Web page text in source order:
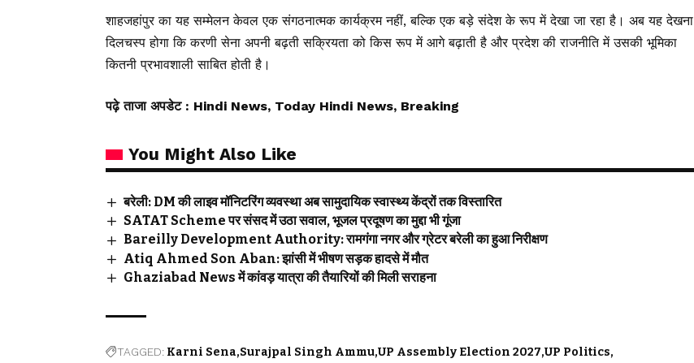
शाहजहांपुर का यह सम्मेलन केवल एक संगठनात्मक कार्यक्रम नहीं, बल्कि एक बड़े संदेश के रूप में देखा जा रहा है। अब यह देखना
दिलचस्प होगा कि करणी सेना अपनी बढ़ती सक्रियता को किस रूप में आगे बढ़ाती है और प्रदेश की राजनीति में उसकी भूमिका
कितनी प्रभावशाली साबित होती है।
पढ़े ताजा अपडेट : Hindi News, Today Hindi News, Breaking
You Might Also Like
बरेली: DM की लाइव मॉनिटरिंग व्यवस्था अब सामुदायिक स्वास्थ्य केंद्रों तक विस्तारित
SATAT Scheme पर संसद में उठा सवाल, भूजल प्रदूषण का मुद्दा भी गूंजा
Bareilly Development Authority: रामगंगा नगर और ग्रेटर बरेली का हुआ निरीक्षण
Atiq Ahmed Son Aban: झांसी में भीषण सड़क हादसे में मौत
Ghaziabad News में कांवड़ यात्रा की तैयारियों की मिली सराहना
TAGGED: Karni Sena Surajpal Singh Ammu UP Assembly Election 2027 UP Politics